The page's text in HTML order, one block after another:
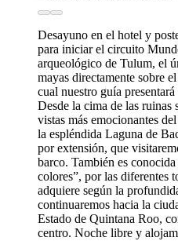
Desayuno en el hotel y
para iniciar el circuito
arqueológico de Tulum, el
mayas directamente sobre
cual nuestro guía
Desde la cima de las ruinas
vistas más emocionantes
la espléndida Laguna de
por extensión, que
barco. También es
colores”, por las diferentes
adquiere según la
continuaremos hacia la
Estado de Quintana Roo,
centro. Noche libre y